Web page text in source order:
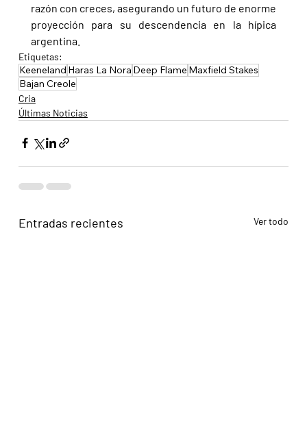
razón con creces, asegurando un futuro de enorme
proyección para su descendencia en la hípica
argentina.
Etiquetas:
Keeneland Haras La Nora Deep Flame Maxfield Stakes
Bajan Creole
Cria
Últimas Noticias
Entradas recientes Ver todo